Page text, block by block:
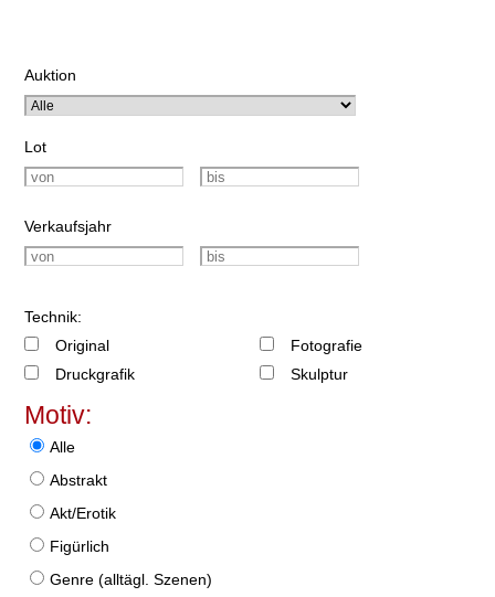
Auktion
Lot
Verkaufsjahr
Technik:
Original
Druckgrafik
Fotografie
Skulptur
Motiv:
Alle
Abstrakt
Akt/Erotik
Figürlich
Genre (alltägl. Szenen)